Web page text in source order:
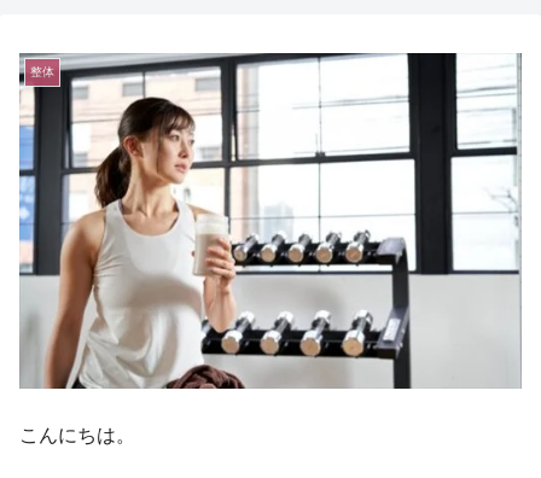
整体
こんにちは。